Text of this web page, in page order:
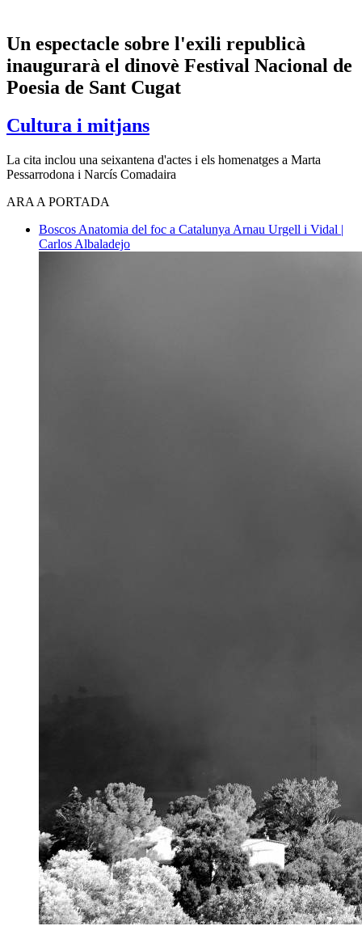
Un espectacle sobre l'exili republicà
inaugurarà el dinovè Festival Nacional de
Poesia de Sant Cugat
Cultura i mitjans
La cita inclou una seixantena d'actes i els homenatges a Marta
Pessarrodona i Narcís Comadaira
ARA A PORTADA
Boscos Anatomia del foc a Catalunya Arnau Urgell i Vidal |
Carlos Albaladejo